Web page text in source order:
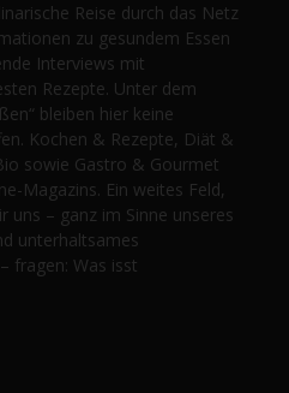
Reise durch das Netz
zu gesundem Essen
Interviews mit
Rezepte. Unter dem
bleiben hier keine
Kochen & Rezepte, Diät &
sowie Gastro & Gourmet
Magazins. Ein weites Feld,
uns – ganz im Sinne unseres
unterhaltsames
fragen: Was isst